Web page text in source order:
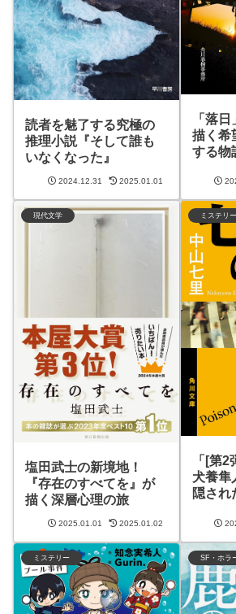
読者を魅了する究極の
推理小説『そして誰も
いなくなった』
2024.12.31 2025.01.01
「落
描く希
する物
現代文学
塩田武士の新境地！
『存在のすべてを』が
描く深層心理の旅
2025.01.01 2025.01.02
「[第
犬養
隠され
ミステリー SF・ホラ